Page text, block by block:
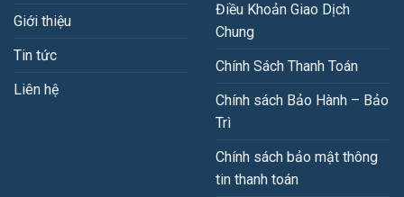
Giới thiệu
Tin tức
Liên hệ
Điều Khoản Giao Dịch
Chung
Chính Sách Thanh Toán
Chính sách Bảo Hành – Bảo
Trì
Chính sách bảo mật thông
tin thanh toán